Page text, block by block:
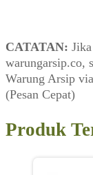
CATATAN:
warungarsip.co,
Warung Arsip
(Pesan Cepat)
Produk